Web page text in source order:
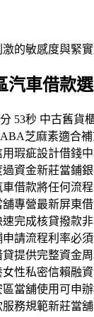
的敏感度與緊
汽車借款
53秒 中古舊
芝麻素適合
瑕疵設計借錢
資金新莊當鋪
借款將任何流
專營最新屏東
完成核貸撥款
請流程利率必
提供完整資金
性私密信賴融
當舖使用可申
務規範新莊當